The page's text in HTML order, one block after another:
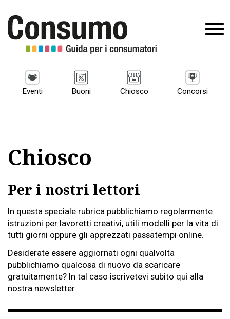
Eventi Buoni Chiosco Concorsi
Chiosco
Per i nostri lettori
In questa speciale rubrica pubblichiamo regolarmente
istruzioni per lavoretti creativi, utili modelli per la vita di
tutti giorni oppure gli apprezzati passatempi online.
Desiderate essere aggiornati ogni qualvolta
pubblichiamo qualcosa di nuovo da scaricare
gratuitamente? In tal caso iscrivetevi subito qui alla
nostra newsletter.